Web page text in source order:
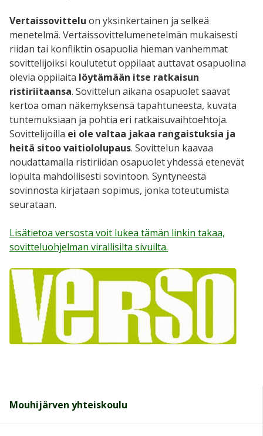
Vertaissovittelu on yksinkertainen ja selkeä
menetelmä. Vertaissovittelumenetelmän mukaisesti
riidan tai konfliktin osapuolia hieman vanhemmat
sovittelijoiksi koulutetut oppilaat auttavat osapuolina
olevia oppilaita löytämään itse ratkaisun
ristiriitaansa. Sovittelun aikana osapuolet saavat
kertoa oman näkemyksensä tapahtuneesta, kuvata
tuntemuksiaan ja pohtia eri ratkaisuvaihtoehtoja.
Sovittelijoilla ei ole valtaa jakaa rangaistuksia ja
heitä sitoo vaitiololupaus. Sovittelun kaavaa
noudattamalla ristiriidan osapuolet yhdessä etenevät
lopulta mahdollisesti sovintoon. Syntyneestä
sovinnosta kirjataan sopimus, jonka toteutumista
seurataan.
Lisätietoa versosta voit lukea tämän linkin takaa,
sovitteluohjelman virallisilta sivuilta.
Mouhijärven yhteiskoulu